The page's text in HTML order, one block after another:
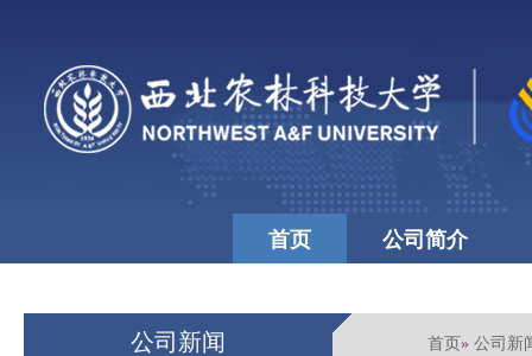
首页
公司简介
公司新闻 首页» 公司新